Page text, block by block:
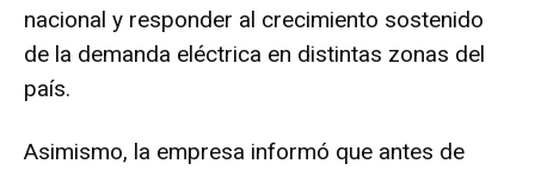
nacional y responder al crecimiento sostenido
de la demanda eléctrica en distintas zonas del
país.
Asimismo, la empresa informó que antes de